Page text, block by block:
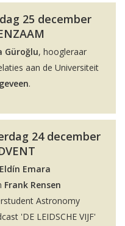
25 december
Güroğlu, hoogleraar
aan de Universiteit
.
24 december
Emara
Frank Rensen
Astronomy
'DE LEIDSCHE VIJF'